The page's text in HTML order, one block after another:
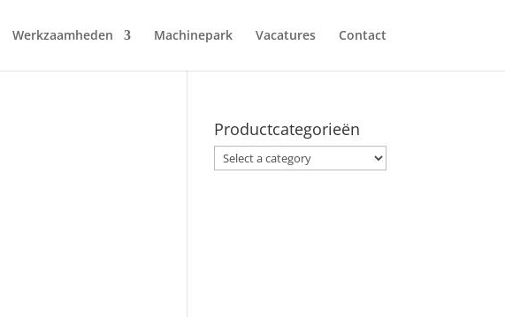
Werkzaamheden Machinepark Vacatures Contact
Productcategorieën